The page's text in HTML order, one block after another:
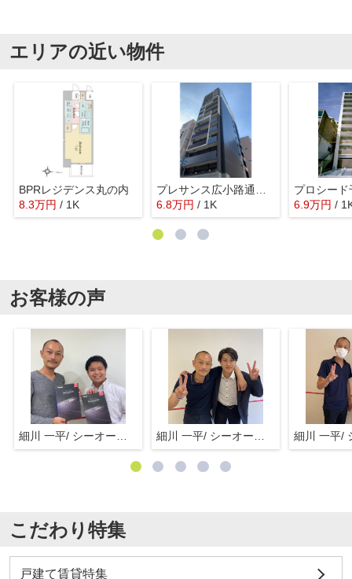
エリアの近い物件
BPRレジデンス丸の内
8.3万円 / 1K
6.8万円 / 1K
プロシード
6.9万円 /
お客様の声
こだわり特集
戸建て賃貸特集